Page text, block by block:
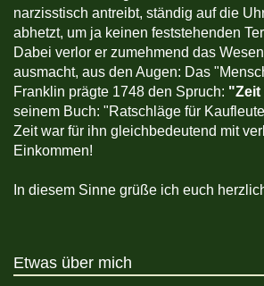
narzisstisch antreibt, ständig auf die
abhetzt, um ja keinen feststehenden
Dabei verlor er zumehmend das
ausmacht, aus den Augen: Das
Franklin prägte 1748 den Spruch: "Zeit
seinem Buch: "Ratschläge für
Zeit war für ihn gleichbedeutend mit
Einkommen!
In diesem Sinne grüße ich euch
Etwas über mich